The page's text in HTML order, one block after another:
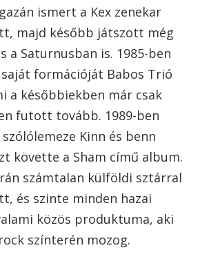
ismert a Kex zenekar
majd később játszott még
a Saturnusban is. 1985-ben
formációját Babos Trió
a későbbiekben már csak
futott tovább. 1989-ben
Kinn és benn
követte a Sham című album.
számtalan külföldi sztárral
és szinte minden hazai
közös produktuma, aki
színterén mozog.